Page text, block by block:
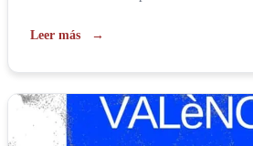
20:30 te ofrecemos las VISITAS
Leer más